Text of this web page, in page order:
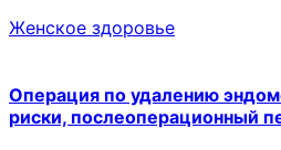
Женское здоровье
Операция по удалению
риски, послеоперационный